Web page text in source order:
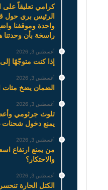
كرامي تعليقاً على
الرئيس بري حول
واحدة وموقفنا
راسخة بأن وحدتنا
أغسطس 3, 2026
إذا كنت متوجّهًا
أغسطس 3, 2026
الضمان يضخ
أغسطس 3, 2026
تلوث جرثومي
يمنع دخول شحنات
أغسطس 3, 2026
من يمنع ارتفاع
والاحتكار؟
أغسطس 3, 2026
الكتل الحارة